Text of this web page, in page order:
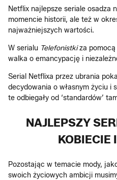
Netflix najlepsze seriale osadza
momencie historii, ale też w
najważniejszych wartości.
W serialu Telefonistkiza pomocą
walka o emancypację i
Serial Netflixa przez ubrania
decydowania o własnym życiu i
te odbiegały od ‘standardów’
NAJLEPSZY
KOBIECIE
Pozostając w temacie mody,
swoich życiowych ambicji